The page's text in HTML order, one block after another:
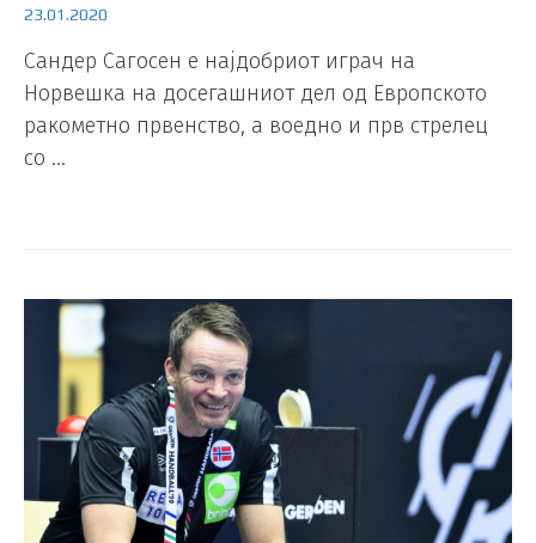
23.01.2020
Сандер Сагосен е најдобриот играч на
Норвешка на досегашниот дел од Европското
ракометно првенство, а воедно и прв стрелец
со …